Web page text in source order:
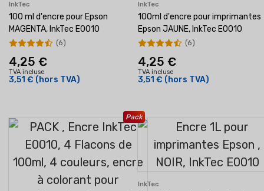
InkTec
100 ml d'encre pour Epson
MAGENTA, InkTec E0010
4,25 €
TVA incluse
3,51 € (hors TVA)
(6)
InkTec
100ml d'encre pour imprimantes
Epson JAUNE, InkTec E0010
4,25 €
TVA incluse
3,51 € (hors TVA)
(6)
Pack
InkTec